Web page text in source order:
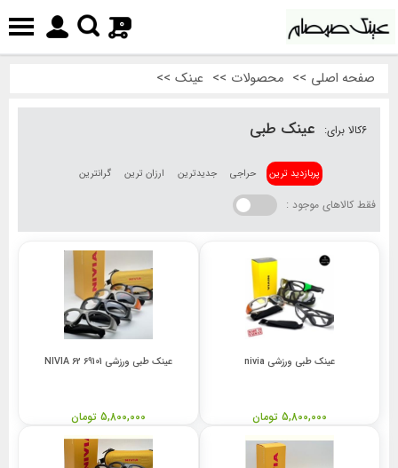
0
صفحه اصلی >> محصولات >> عینک >>
6کالا برای: عینک طبی
پربازدید ترین حراجی جدیدترین ارزان ترین گرانترین
فقط کالاهای موجود :
عینک طبی ورزشی nivia
5,800,000 تومان
عینک طبی ورزشی 69101 62 NIVIA
5,800,000 تومان